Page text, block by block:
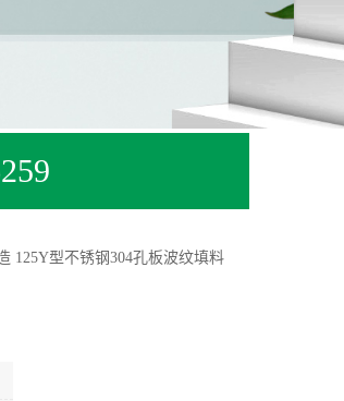
125Y型不锈钢304孔板波纹填料